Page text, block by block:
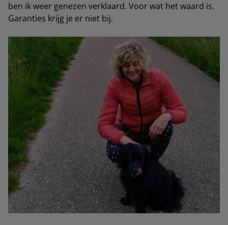
ben ik weer genezen verklaard. Voor wat het waard is.
Garanties krijg je er niet bij.